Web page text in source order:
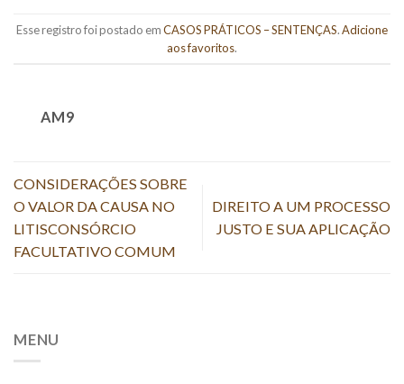
Esse registro foi postado emCASOS PRÁTICOS – SENTENÇAS.Adicione
aos favoritos.
AM9
CONSIDERAÇÕES SOBRE
O VALOR DA CAUSA NO
LITISCONSÓRCIO
FACULTATIVO COMUM
DIREITO A UM PROCESSO
JUSTO E SUA APLICAÇÃO
MENU